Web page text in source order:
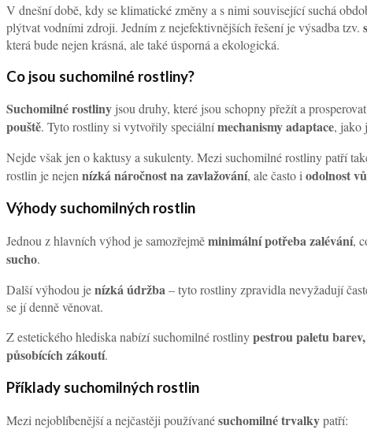
V dnešní době, kdy se klimatické změny a s nimi související suchá
plýtvat vodními zdroji. Jedním z nejefektivnějších řešení je výsadba tzv.
která bude nejen krásná, ale také úsporná a ekologická.
Co jsou suchomilné rostliny?
Suchomilné rostliny jsou druhy, které jsou schopny přežít a
pouště. Tyto rostliny si vytvořily speciálnímechanismy adaptace, jako
Nejde však jen o kaktusy a sukulenty. Mezi suchomilné rostliny patří
rostlin je nejennízká náročnost na zavlažování, ale často iodolnost
Výhody suchomilných rostlin
Jednou z hlavních výhod je samozřejměminimální potřeba zalévání,
sucho.
Další výhodou jenízká údržba– tyto rostliny zpravidla nevyžadují
se jí denně věnovat.
Z estetického hlediska nabízí suchomilné rostlinypestrou paletu
působících zákoutí.
Příklady suchomilných rostlin
Mezi nejoblíbenější a nejčastěji používanésuchomilné trvalkypatří: